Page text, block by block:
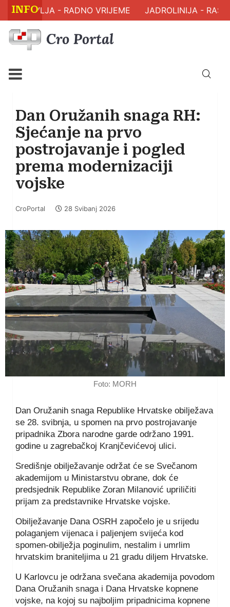
INFO
ZDRAVLJA - RADNO VRIJEME JADROLINIJA -
Dan Oružanih snaga RH:
Sjećanje na prvo
postrojavanje i pogled
prema modernizaciji
vojske
CroPortal 28 Svibanj 2026
Foto: MORH
Dan Oružanih snaga Republike Hrvatske obilježava
se 28. svibnja, u spomen na prvo postrojavanje
pripadnika Zbora narodne garde održano 1991.
godine u zagrebačkoj Kranjčevićevoj ulici.
Središnje obilježavanje održat će se Svečanom
akademijom u Ministarstvu obrane, dok će
predsjednik Republike Zoran Milanović upriličiti
prijam za predstavnike Hrvatske vojske.
Obilježavanje Dana OSRH započelo je u srijedu
polaganjem vijenaca i paljenjem svijeća kod
spomen-obilježja poginulim, nestalim i umrlim
hrvatskim braniteljima u 21 gradu diljem Hrvatske.
U Karlovcu je održana svečana akademija povodom
Dana Oružanih snaga i Dana Hrvatske kopnene
vojske, na kojoj su najboljim pripadnicima kopnene